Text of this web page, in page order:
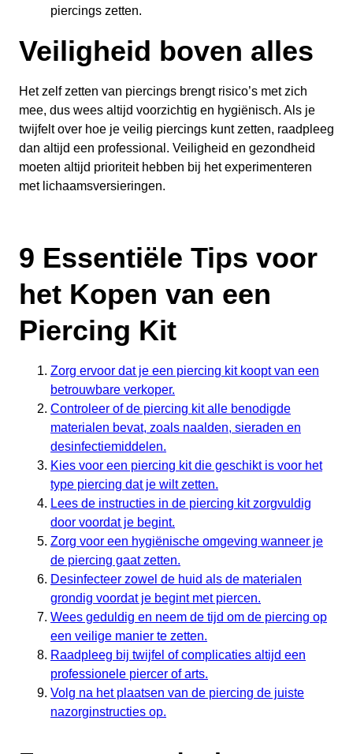
piercings zetten.
Veiligheid boven alles
Het zelf zetten van piercings brengt risico’s met zich
mee, dus wees altijd voorzichtig en hygiënisch. Als je
twijfelt over hoe je veilig piercings kunt zetten, raadpleeg
dan altijd een professional. Veiligheid en gezondheid
moeten altijd prioriteit hebben bij het experimenteren
met lichaamsversieringen.
9 Essentiële Tips voor
het Kopen van een
Piercing Kit
Zorg ervoor dat je een piercing kit koopt van een
betrouwbare verkoper.
Controleer of de piercing kit alle benodigde
materialen bevat, zoals naalden, sieraden en
desinfectiemiddelen.
Kies voor een piercing kit die geschikt is voor het
type piercing dat je wilt zetten.
Lees de instructies in de piercing kit zorgvuldig
door voordat je begint.
Zorg voor een hygiënische omgeving wanneer je
de piercing gaat zetten.
Desinfecteer zowel de huid als de materialen
grondig voordat je begint met piercen.
Wees geduldig en neem de tijd om de piercing op
een veilige manier te zetten.
Raadpleeg bij twijfel of complicaties altijd een
professionele piercer of arts.
Volg na het plaatsen van de piercing de juiste
nazorginstructies op.